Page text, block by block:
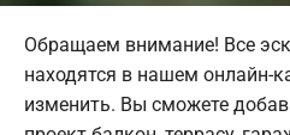
Обращаем внимание! Все
находятся в нашем онлайн-
изменить. Вы сможете